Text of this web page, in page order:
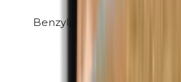
Benzylparabenen